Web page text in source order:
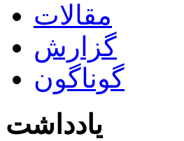
مقالات
گزارش
گوناگون
یادداشت